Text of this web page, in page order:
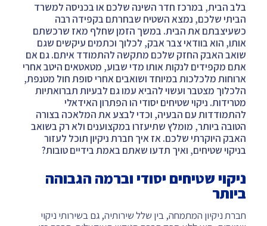
בלב הבית, במרכז חדר השינה שלכם או בכניסה למשרד
הביתי שלכם, נמצא השטיח שבחרתם בקפידה רבה
כשעיצבתם את הבית. במשך הזמן שחלף מאז שרכשתם
אותו, הוא בוודאי צבר אבק, לכלוך וכתמים עיקשים שגם
שואב האבק החזק שלכם מתקשה להתמודד איתם. גם אם
אתם מקפידים לנקות אותו מדי שבוע, מטאטאים היטב אחרי
ארוחות מלכלכות במיוחד ושואבים אחרי סופת חול מטנפת,
הלכלוך מצטבר ועשוי להביא עמו גם לבעיות תברואתיות
מטרידות. ניקוי שטיחים יסודי הו הפתרון האידאלי
להתמודדות עם הבעיה, וכדי לבצע את המלאכה בצורה
הטובה ביותר, מומלץ שתיעזרו במקצוענים ולא רק בשואב
האבק היוקרתי שלכם. אז איך חברת ניקיון תוכל לעזור
בניקוי שטיחים, ואיך תדעו שאתם באמת בידיים טובות?
ניקוי שטיחים יסודי וברמה הגבוהה
ביותר
חברת ניקיון המתמחה, בין שלל שירותיה, גם בשירותי ניקוי